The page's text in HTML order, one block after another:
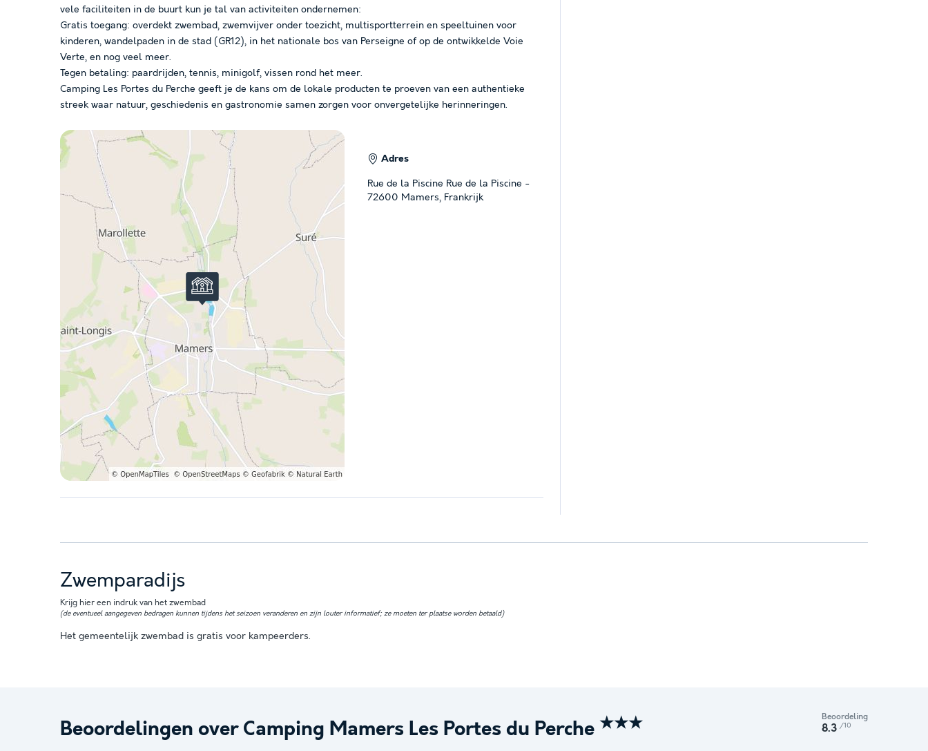
vele faciliteiten in de buurt kun je tal van activiteiten ondernemen:
Gratis toegang: overdekt zwembad, zwemvijver onder toezicht, multisportterrein en speeltuinen voor
kinderen, wandelpaden in de stad (GR12), in het nationale bos van Perseigne of op de ontwikkelde Voie
Verte, en nog veel meer.
Tegen betaling: paardrijden, tennis, minigolf, vissen rond het meer.
Camping Les Portes du Perche geeft je de kans om de lokale producten te proeven van een authentieke
streek waar natuur, geschiedenis en gastronomie samen zorgen voor onvergetelijke herinneringen.
Adres
Rue de la Piscine Rue de la Piscine -
72600 Mamers, Frankrijk
Zwemparadijs
Krijg hier een indruk van het zwembad
(de eventueel aangegeven bedragen kunnen tijdens het seizoen veranderen en zijn louter informatief; ze moeten ter plaatse worden betaald)
Het gemeentelijk zwembad is gratis voor kampeerders.
Beoordelingen over Camping Mamers Les Portes du Perche ★★★ Beoordeling
8.3 /10